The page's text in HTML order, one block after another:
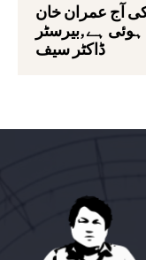
آج عمران خان
ہوئی ہے,بیرسٹر
ڈاکٹر سیف